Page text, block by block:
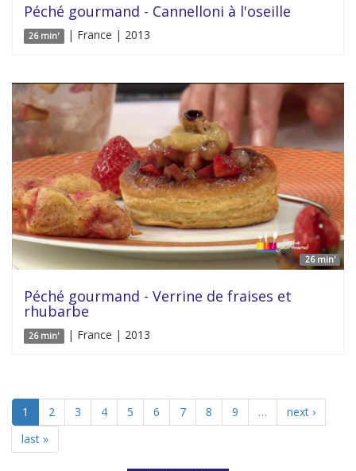
Péché gourmand - Cannelloni à l'oseille
26 min' | France | 2013
26 min'
Péché gourmand - Verrine de fraises et
rhubarbe
26 min' | France | 2013
1 2 3 4 5 6 7 8 9 …
next ›
last »